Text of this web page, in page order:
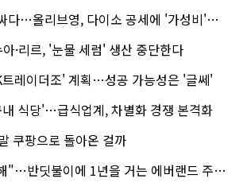
…올리브영, 다이소 공세에 '가성비'로 맞불
아·리르, '눈물 세럼' 생산 중단한다
레이더조' 계획…성공 가능성은 '글쎄'
식당'…급식업계, 차별화 경쟁 본격화
쿠팡으로 돌아온 걸까
반딧불이에 1년을 거는 에버랜드 주키퍼